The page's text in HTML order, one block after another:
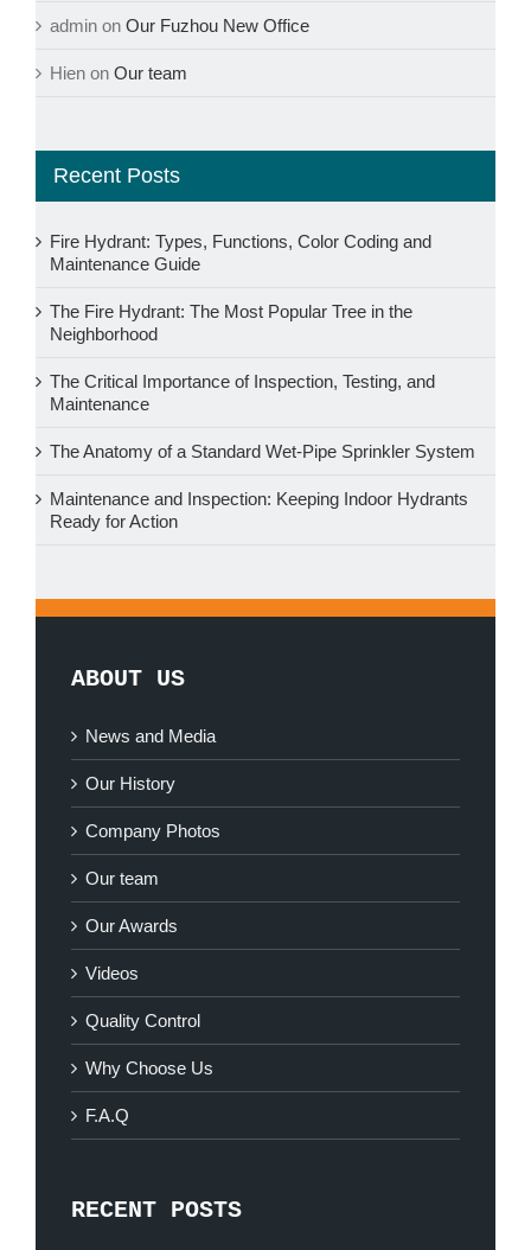
admin on Our Fuzhou New Office
Hien on Our team
Recent Posts
Fire Hydrant: Types, Functions, Color Coding and
Maintenance Guide
The Fire Hydrant: The Most Popular Tree in the
Neighborhood
The Critical Importance of Inspection, Testing, and
Maintenance
The Anatomy of a Standard Wet-Pipe Sprinkler System
Maintenance and Inspection: Keeping Indoor Hydrants
Ready for Action
ABOUT US
News and Media
Our History
Company Photos
Our team
Our Awards
Videos
Quality Control
Why Choose Us
F.A.Q
RECENT POSTS